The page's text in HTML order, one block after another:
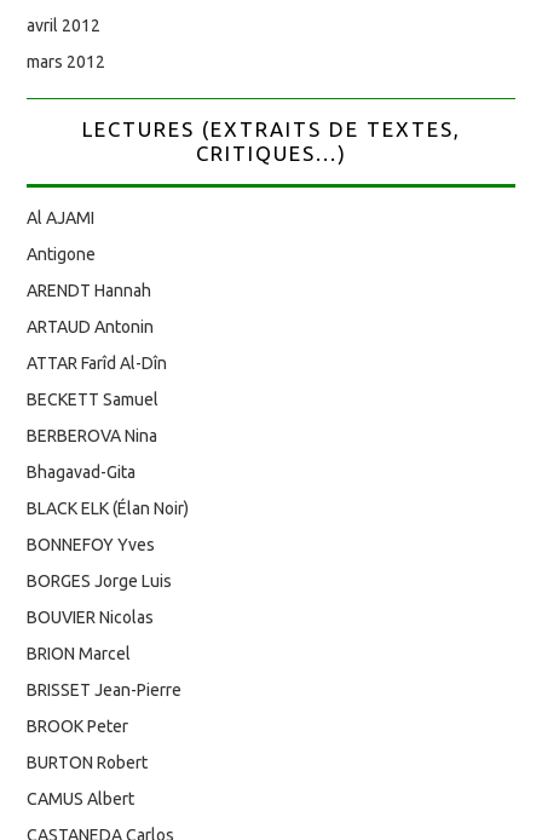
avril 2012
mars 2012
LECTURES (EXTRAITS DE TEXTES,
CRITIQUES...)
Al AJAMI
Antigone
ARENDT Hannah
ARTAUD Antonin
ATTAR Farîd Al-Dîn
BECKETT Samuel
BERBEROVA Nina
Bhagavad-Gita
BLACK ELK (Élan Noir)
BONNEFOY Yves
BORGES Jorge Luis
BOUVIER Nicolas
BRION Marcel
BRISSET Jean-Pierre
BROOK Peter
BURTON Robert
CAMUS Albert
CASTANEDA Carlos